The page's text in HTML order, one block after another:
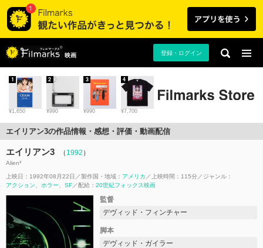
映画 登録・ログイン
¥1,650
1
¥990
2
¥990
3
¥7,700
4
エイリアン3の作品情報・感想・評価・動画配信
エイリアン3 （ 1992 ）
Alien³
上映日：1992年08月22日 製作国・地域： アメリカ 上映時間：115分
ジャンル：
アクション
ホラー SF 配給： 20世紀フォックス映画
監督
デヴィッド・フィンチャー
脚本
デヴィッド・ガイラー